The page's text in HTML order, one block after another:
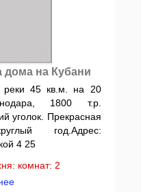
дома на Кубани
45 кв.м. на 20
1800 т.р.
уголок. Прекрасная
год.Адрес:
4 25
комнат: 2